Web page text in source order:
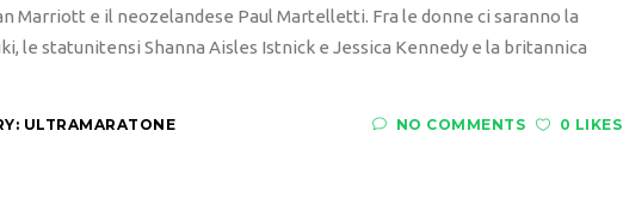
Marriott e il neozelandese Paul Martelletti. Fra le donne ci saranno la
le statunitensi Shanna Aisles Istnick e Jessica Kennedy e la britannica
ULTRAMARATONE NO COMMENTS 0 LIKES